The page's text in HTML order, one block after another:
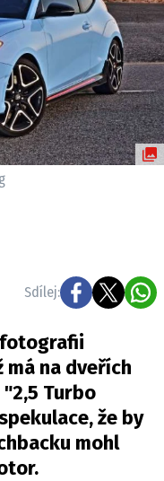
Sdílej:
má na dveřích
Turbo
že by
mohl